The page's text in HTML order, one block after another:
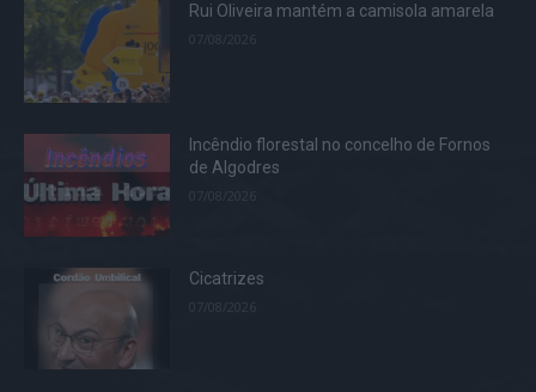
Rui Oliveira mantém a camisola amarela
07/08/2026
Incêndio florestal no concelho de Fornos
de Algodres
07/08/2026
Cicatrizes
07/08/2026